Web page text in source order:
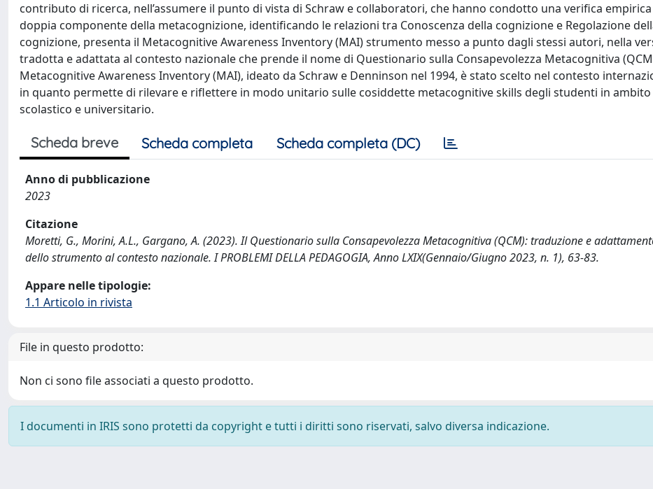
contributo di ricerca, nell’assumere il punto di vista di Schraw e collaboratori, che hanno condotto una verifica
doppia componente della metacognizione, identificando le relazioni tra Conoscenza della cognizione e Regolazione
cognizione, presenta il Metacognitive Awareness Inventory (MAI) strumento messo a punto dagli stessi autori, nella
tradotta e adattata al contesto nazionale che prende il nome di Questionario sulla Consapevolezza Metacognitiva
Metacognitive Awareness Inventory (MAI), ideato da Schraw e Denninson nel 1994, è stato scelto nel contesto
in quanto permette di rilevare e riflettere in modo unitario sulle cosiddette metacognitive skills degli studenti in ambito
scolastico e universitario.
Scheda breve Scheda completa Scheda completa (DC)
Anno di pubblicazione
2023
Citazione
Moretti, G., Morini, A.L., Gargano, A. (2023). Il Questionario sulla Consapevolezza Metacognitiva (QCM): traduzione e
dello strumento al contesto nazionale. I PROBLEMI DELLA PEDAGOGIA, Anno LXIX(Gennaio/Giugno 2023, n. 1), 63-83.
Appare nelle tipologie:
1.1 Articolo in rivista
File in questo prodotto:
Non ci sono file associati a questo prodotto.
I documenti in IRIS sono protetti da copyright e tutti i diritti sono riservati, salvo diversa indicazione.